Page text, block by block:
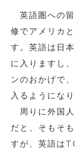
英語圏への留
修でアメリカ
す。英語は日
に入りますし
ンのおかげで
入るようになり
周りに外国人
だと、そもそ
すが、英語は